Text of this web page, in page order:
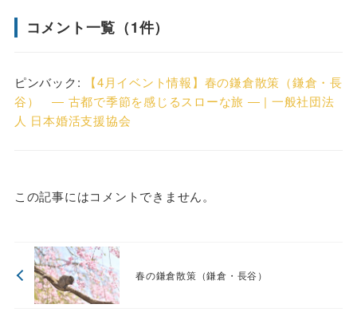
コメント一覧（1件）
ピンバック:
【4月イベント情報】春の鎌倉散策（鎌倉・長
谷） ― 古都で季節を感じるスローな旅 ― | 一般社団法
人 日本婚活支援協会
この記事にはコメントできません。
春の鎌倉散策（鎌倉・長谷）